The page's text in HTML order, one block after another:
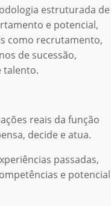
estruturada de
e potencial,
como recrutamento,
de sucessão,
talento.
reais da função
decide e atua.
passadas,
e potencial